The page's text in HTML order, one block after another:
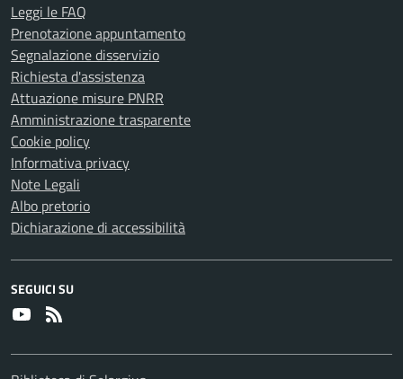
Leggi le FAQ
Prenotazione appuntamento
Segnalazione disservizio
Richiesta d'assistenza
Attuazione misure PNRR
Amministrazione trasparente
Cookie policy
Informativa privacy
Note Legali
Albo pretorio
Dichiarazione di accessibilità
SEGUICI SU
Youtube